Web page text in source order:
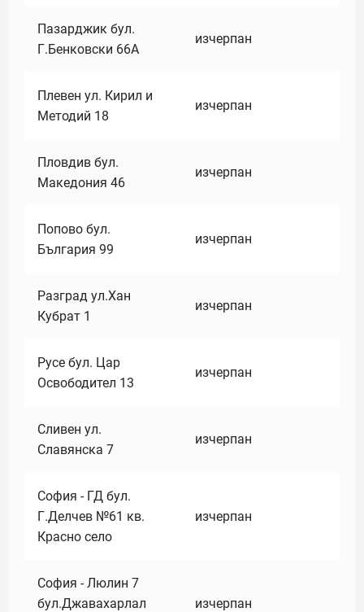
Пазарджик бул.
Г.Бенковски 66А
изчерпан
Плевен ул. Кирил и
Методий 18
изчерпан
Пловдив бул.
Македония 46
изчерпан
Попово бул.
България 99
изчерпан
Разград ул.Хан
Кубрат 1
изчерпан
Русе бул. Цар
Освободител 13
изчерпан
Сливен ул.
Славянска 7
изчерпан
София - ГД бул.
Г.Делчев №61 кв.
Красно село
изчерпан
София - Люлин 7
бул.Джавахарлал
изчерпан